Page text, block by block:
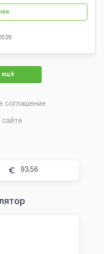
ещё
соглашение
сайте
93.56